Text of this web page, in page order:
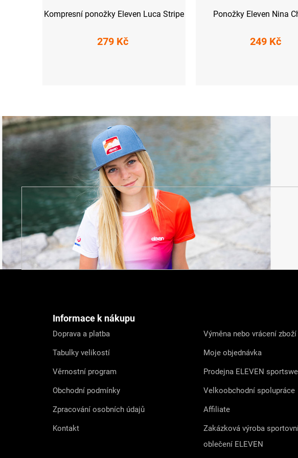
Kompresní ponožky Eleven Luca Stripe
279 Kč
Ponožky Eleven Nina
249 Kč
Informace k nákupu
Doprava a platba
Tabulky velikostí
Věrnostní program
Obchodní podmínky
Zpracování osobních údajů
Kontakt
Výměna nebo vrácení zboží
Moje objednávka
Prodejna ELEVEN
Velkoobchodní spolupráce
Affiliate
Zakázková výroba
oblečení ELEVEN